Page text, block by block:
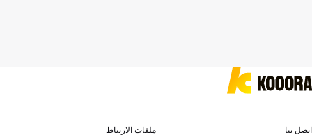
اتصل بنا
ملفات الارتباط